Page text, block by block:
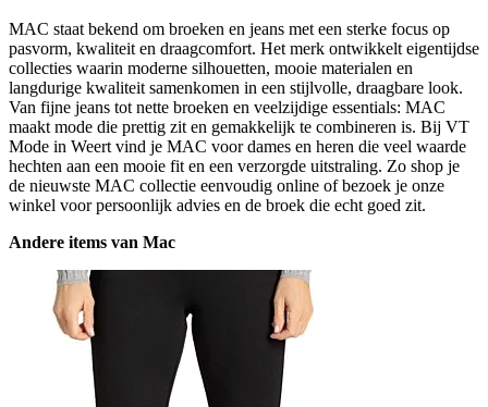
MAC staat bekend om broeken en jeans met een sterke focus op
pasvorm, kwaliteit en draagcomfort. Het merk ontwikkelt eigentijdse
collecties waarin moderne silhouetten, mooie materialen en
langdurige kwaliteit samenkomen in een stijlvolle, draagbare look.
Van fijne jeans tot nette broeken en veelzijdige essentials: MAC
maakt mode die prettig zit en gemakkelijk te combineren is. Bij VT
Mode in Weert vind je MAC voor dames en heren die veel waarde
hechten aan een mooie fit en een verzorgde uitstraling. Zo shop je
de nieuwste MAC collectie eenvoudig online of bezoek je onze
winkel voor persoonlijk advies en de broek die echt goed zit.
Andere items van Mac